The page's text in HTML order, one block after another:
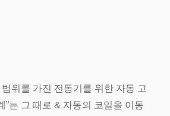
위를 가진 전동기를 위한 자동 고
”는 그 때로 & 자동의 코일을 이동